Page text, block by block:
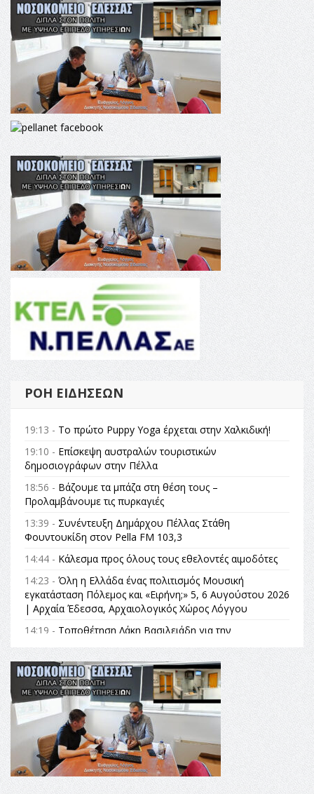
ΡΟΉ ΕΙΔΉΣΕΩΝ
19:13 - Το πρώτο Puppy Yoga έρχεται στην Χαλκιδική!
19:10 - Επίσκεψη αυστραλών τουριστικών
δημοσιογράφων στην Πέλλα
18:56 - Βάζουμε τα μπάζα στη θέση τους –
Προλαμβάνουμε τις πυρκαγιές
13:39 - Συνέντευξη Δημάρχου Πέλλας Στάθη
Φουντουκίδη στον Pella FM 103,3
14:44 - Κάλεσμα προς όλους τους εθελοντές αιμοδότες
14:23 - Όλη η Ελλάδα ένας πολιτισμός Μουσική
εγκατάσταση Πόλεμος και «Ειρήνη;» 5, 6 Αυγούστου 2026
| Αρχαία Έδεσσα, Αρχαιολογικός Χώρος Λόγγου
14:19 - Τοποθέτηση Λάκη Βασιλειάδη για την
Αναθεώρηση του Συντάγματος: «Σε τέτοιες κορυφαίες
θεσμικές διαδικασίες υπάρχει μόνο η ευθύνη απέναντι
στις επόμενες γενιές»
16:35 -Το πρόγραμμα του ΠΑΟΚ στον δεύτερο γύρο του
Champions League!
16:27 -Όλυμπος: Εντάχθηκε στον Κατάλογο Παγκόσμιας
Κληρονομιάς της UNESCO – Ομόφωνη η απόφαση Ο
Όλυμπος αναγνωρίστηκε ως φυσικό και πολιτιστικό
αγαθό εξέχουσας οικουμενικής αξίας για την
ανθρωπότητα